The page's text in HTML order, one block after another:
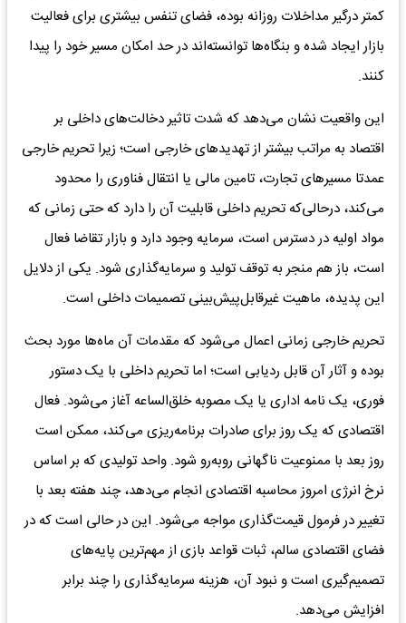
کمتر درگیر مداخلات روزانه بوده، فضای تنفس بیشتری برای فعالیت
بازار ایجاد شده و بنگاه‌ها توانسته‌اند در حد امکان مسیر خود را پیدا
کنند.
این واقعیت نشان می‌دهد که شدت تاثیر دخالت‌های داخلی بر
اقتصاد به مراتب بیشتر از تهدیدهای خارجی است؛ زیرا تحریم خارجی
عمدتا مسیرهای تجارت، تامین مالی یا انتقال فناوری را محدود
می‌کند، درحالی‌که تحریم داخلی قابلیت آن را دارد که حتی زمانی که
مواد اولیه در دسترس است، سرمایه وجود دارد و بازار تقاضا فعال
است، باز هم منجر به توقف تولید و سرمایه‌گذاری شود. یکی از دلایل
این پدیده، ماهیت غیرقابل‌پیش‌بینی تصمیمات داخلی است.
تحریم خارجی زمانی اعمال می‌شود که مقدمات آن ماه‌ها مورد بحث
بوده و آثار آن قابل ردیابی است؛ اما تحریم داخلی با یک دستور
فوری، یک نامه اداری یا یک مصوبه خلق‌الساعه آغاز می‌شود. فعال
اقتصادی که یک روز برای صادرات برنامه‌ریزی می‌کند، ممکن است
روز بعد با ممنوعیت ناگهانی روبه‌رو شود. واحد تولیدی که بر اساس
نرخ انرژی امروز محاسبه اقتصادی انجام می‌دهد، چند هفته بعد با
تغییر در فرمول قیمت‌گذاری مواجه می‌شود. این در حالی است که در
فضای اقتصادی سالم، ثبات قواعد بازی از مهم‌ترین پایه‌های
تصمیم‌گیری است و نبود آن، هزینه سرمایه‌گذاری را چند برابر
افزایش می‌دهد.